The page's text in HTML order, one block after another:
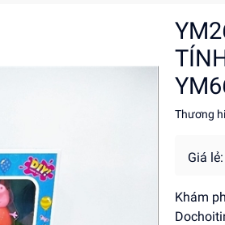
Thương
Giá lẻ:
Khám